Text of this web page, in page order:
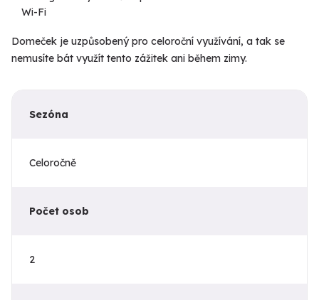
Wi-Fi
Domeček je uzpůsobený pro celoroční využívání, a tak se
nemusíte bát využít tento zážitek ani během zimy.
Sezóna
Celoročně
Počet osob
2